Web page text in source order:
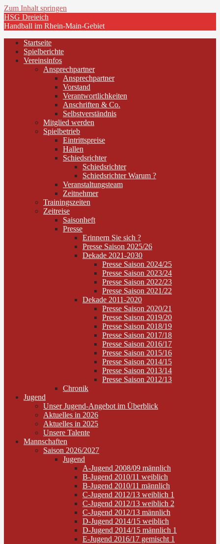
Zum Inhalt springen
HSG Dreieich
Handball im Rhein-Main-Gebiet
Startseite
Spielberichte
Vereinsinfos
Ansprechpartner
Ansprechpartner
Vorstand
Verantwortlichkeiten
Anschriften & Co.
Selbstverständnis
Mitglied werden
Spielbetrieb
Eintrittspreise
Hallen
Schiedsrichter
Schiedsrichter
Schiedsrichter Warum ?
Veranstaltungsteam
Zeitnehmer
Trainingszeiten
Zeitreise
Saisonheft
Presse
Erinnern Sie sich ?
Presse Saison 2025/26
Dekade 2021-2030
Presse Saison 2024/25
Presse Saison 2023/24
Presse Saison 2022/23
Presse Saison 2021/22
Dekade 2011-2020
Presse Saison 2020/21
Presse Saison 2019/20
Presse Saison 2018/19
Presse Saison 2017/18
Presse Saison 2016/17
Presse Saison 2015/16
Presse Saison 2014/15
Presse Saison 2013/14
Presse Saison 2012/13
Chronik
Jugend
Unser Jugend-Angebot im Überblick
Aktuelles in 2026
Aktuelles in 2025
Unsere Talente
Mannschaften
Saison 2026/2027
Jugend
A-Jugend 2008/09 männlich
B-Jugend 2010/11 weiblich
B-Jugend 2010/11 männlich
C-Jugend 2012/13 weiblich 1
C-Jugend 2012/13 weiblich 2
C-Jugend 2012/13 männlich
D-Jugend 2014/15 weiblich
D-Jugend 2014/15 männlich 1
E-Jugend 2016/17 gemischt 1